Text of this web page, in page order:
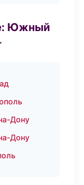
Южный
Дону
Дону